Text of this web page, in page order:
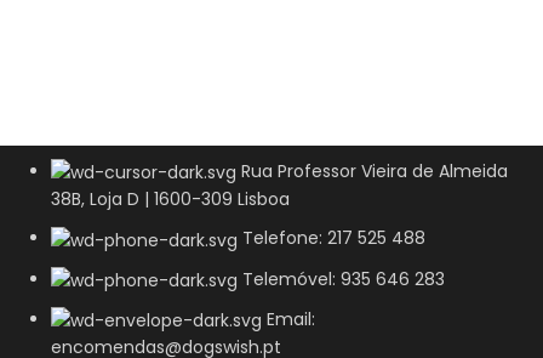
Rua Professor Vieira de Almeida
38B, Loja D | 1600-309 Lisboa
Telefone: 217 525 488
Telemóvel: 935 646 283
Email:
encomendas@dogswish.pt